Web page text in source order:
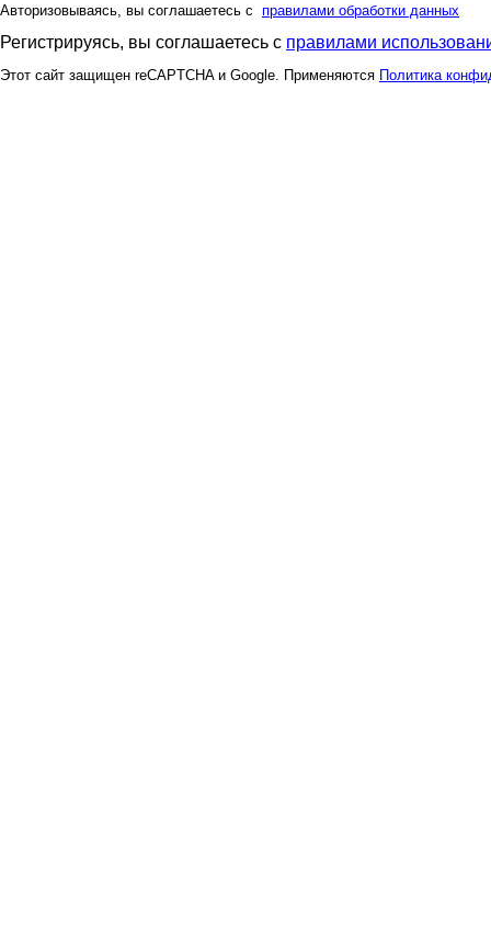
Авторизовываясь, вы соглашаетесь с правилами обработки данных
Регистрируясь, вы соглашаетесь с правилами
Этот сайт защищен reCAPTCHA и Google. Применяются Политика